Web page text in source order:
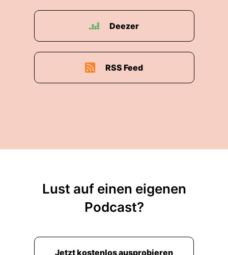
Deezer
RSS Feed
Lust auf einen eigenen
Podcast?
Jetzt kostenlos ausprobieren